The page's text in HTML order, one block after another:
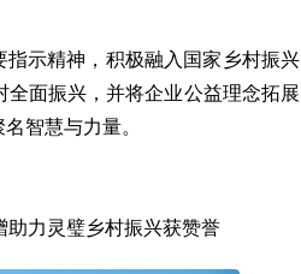
示精神，积极融入国家乡村振兴
面振兴，并将企业公益理念拓展
智慧与力量。
助力灵璧乡村振兴获赞誉